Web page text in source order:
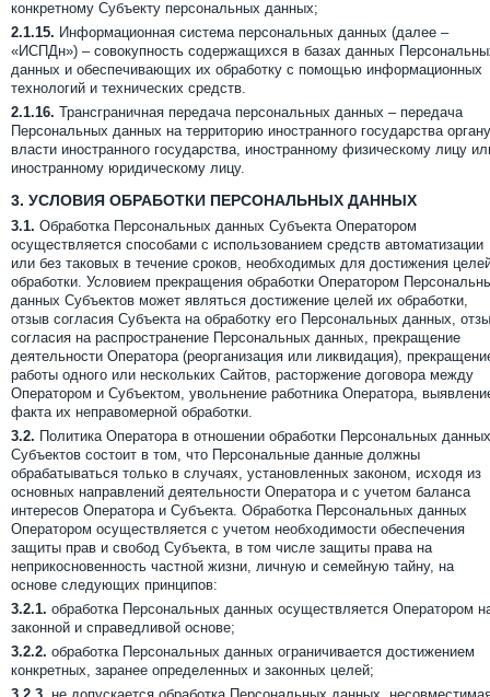
конкретному Субъекту персональных данных;
2.1.15. Информационная система персональных данных (далее –
«ИСПДн») – совокупность содержащихся в базах данных
данных и обеспечивающих их обработку с помощью информационных
технологий и технических средств.
2.1.16. Трансграничная передача персональных данных – передача
Персональных данных на территорию иностранного государства органу
власти иностранного государства, иностранному физическому лицу
иностранному юридическому лицу.
3. УСЛОВИЯ ОБРАБОТКИ ПЕРСОНАЛЬНЫХ ДАННЫХ
3.1. Обработка Персональных данных Субъекта Оператором
осуществляется способами с использованием средств автоматизации
или без таковых в течение сроков, необходимых для достижения
обработки. Условием прекращения обработки Оператором
данных Субъектов может являться достижение целей их обработки,
отзыв согласия Субъекта на обработку его Персональных данных,
согласия на распространение Персональных данных, прекращение
деятельности Оператора (реорганизация или ликвидация),
работы одного или нескольких Сайтов, расторжение договора между
Оператором и Субъектом, увольнение работника Оператора,
факта их неправомерной обработки.
3.2. Политика Оператора в отношении обработки Персональных данных
Субъектов состоит в том, что Персональные данные должны
обрабатываться только в случаях, установленных законом, исходя из
основных направлений деятельности Оператора и с учетом баланса
интересов Оператора и Субъекта. Обработка Персональных данных
Оператором осуществляется с учетом необходимости обеспечения
защиты прав и свобод Субъекта, в том числе защиты права на
неприкосновенность частной жизни, личную и семейную тайну, на
основе следующих принципов:
3.2.1. обработка Персональных данных осуществляется Оператором
законной и справедливой основе;
3.2.2. обработка Персональных данных ограничивается достижением
конкретных, заранее определенных и законных целей;